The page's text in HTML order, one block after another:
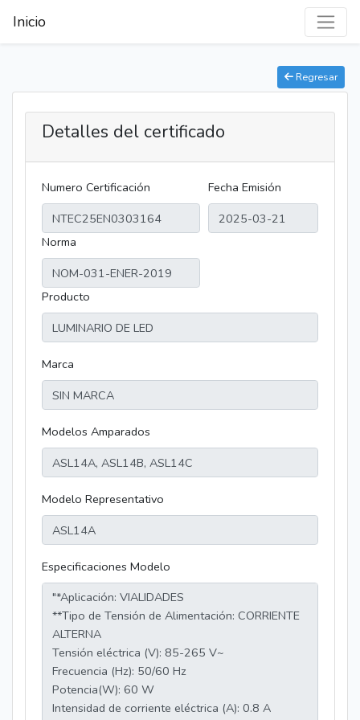
Inicio
Regresar
Detalles del certificado
Numero Certificación Fecha Emisión
Norma
Producto
Marca
Modelos Amparados
Modelo Representativo
Especificaciones Modelo